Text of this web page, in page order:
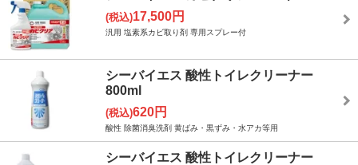
(税込)17,500円
汎用 塩素系カビ取り剤 専用スプレー付
シーバイエス 酸性トイレクリーナー
800ml
(税込)620円
酸性 除菌消臭洗剤 黄ばみ・黒ずみ・水アカ等用
シーバイエス 酸性トイレクリーナー